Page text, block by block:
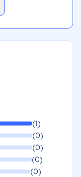
(1)
(0)
(0)
(0)
(0)